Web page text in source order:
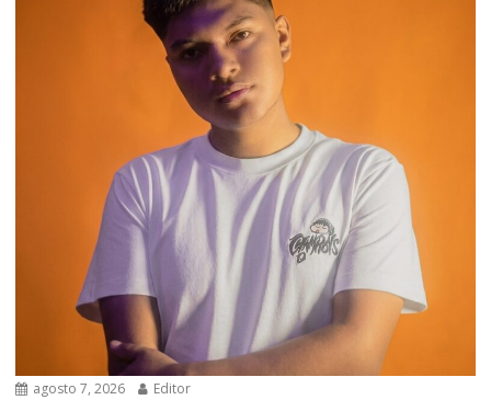
agosto 7, 2026 Editor